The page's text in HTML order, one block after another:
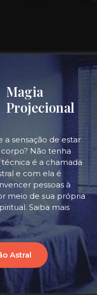
Magia
Projecional
a sensação de estar
Não tenha
técnica é a chamada
e com ela é
pessoas à
meio de sua própria
Saiba mais
Astral